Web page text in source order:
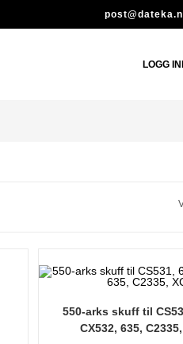
LOGG
550-arks skuff til
CX532, 635,